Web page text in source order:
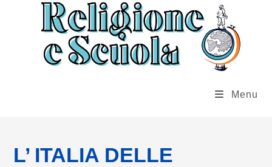
Menu
L’ ITALIA DELLE